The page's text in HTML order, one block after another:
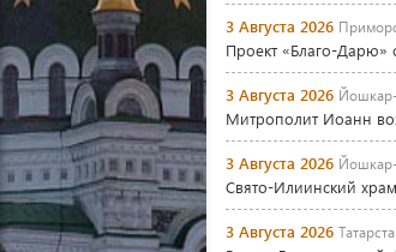
3 Августа 2026
Проект «Благо-Дарю»
3 Августа 2026
Митрополит Иоанн
3 Августа 2026
Свято-Илиинский
3 Августа 2026